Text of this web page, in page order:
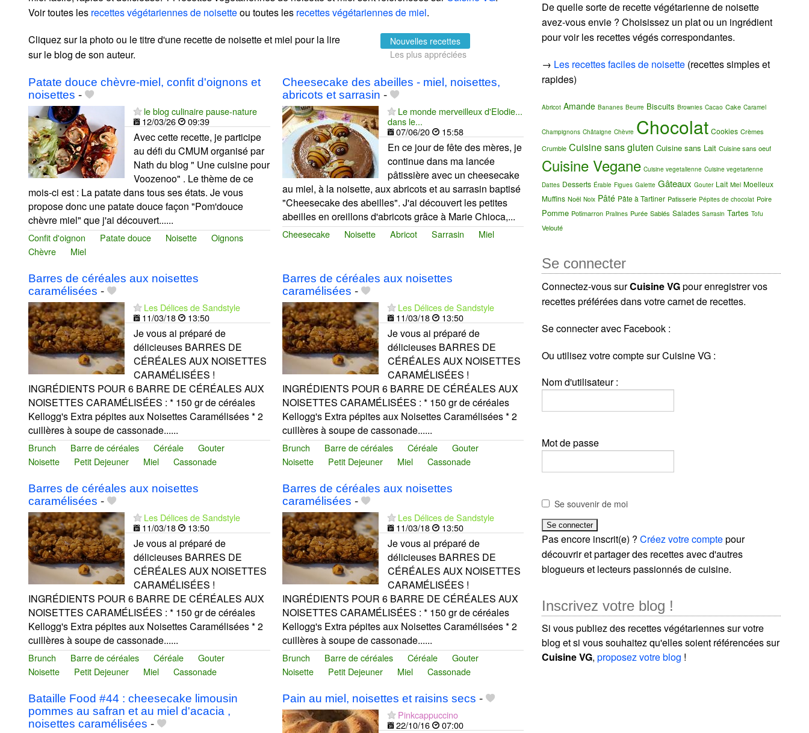
Voir toutes les recettes végétariennes de noisetteou toutes les recettes végétariennes de miel.
Cliquez sur la photo ou le titre d'une recette de noisette et miel pour la lire
sur le blog de son auteur.
Nouvelles recettes
Les plus appréciées
Patate douce chèvre-miel, confit d'oignons et
noisettes -
le blog culinaire pause-nature
12/03/26
09:39
Avec cette recette, je participe
au défi du CMUM organisé par
Nath du blog " Une cuisine pour
Voozenoo" . Le thème de ce
mois-ci est : La patate dans tous ses états. Je vous
propose donc une patate douce façon "Pom'douce
chèvre miel" que j'ai découvert......
Confit d'oignon Patate douce Noisette
Oignons
Chèvre
Miel
Cheesecake des abeilles - miel, noisettes,
abricots et sarrasin -
Le monde merveilleux d'Elodie...
dans le...
07/06/20
15:58
En ce jour de fête des mères, je
continue dans ma lancée
pâtissière avec un cheesecake
au miel, à la noisette, aux abricots et au sarrasin baptisé
"Cheesecake des abeilles". J'ai découvert les petites
abeilles en oreillons d'abricots grâce à Marie Chioca,...
Cheesecake Noisette Abricot Sarrasin Miel
Barres de céréales aux noisettes
caramélisées -
Les Délices de Sandstyle
11/03/18
13:50
Je vous ai préparé de
délicieuses BARRES DE
CÉRÉALES AUX NOISETTES
CARAMÉLISÉES !
INGRÉDIENTS POUR 6 BARRE DE CÉRÉALES AUX
NOISETTES CARAMÉLISÉES : * 150 gr de céréales
Kellogg's Extra pépites aux Noisettes Caramélisées * 2
cuillères à soupe de cassonade......
Brunch Barre de céréales Céréale
Gouter
Noisette
Petit Dejeuner Miel Cassonade
Barres de céréales aux noisettes
caramélisées -
Les Délices de Sandstyle
11/03/18
13:50
Je vous ai préparé de
délicieuses BARRES DE
CÉRÉALES AUX NOISETTES
CARAMÉLISÉES !
INGRÉDIENTS POUR 6 BARRE DE CÉRÉALES AUX
NOISETTES CARAMÉLISÉES : * 150 gr de céréales
Kellogg's Extra pépites aux Noisettes Caramélisées * 2
cuillères à soupe de cassonade......
Brunch Barre de céréales Céréale
Gouter
Noisette
Petit Dejeuner Miel Cassonade
Barres de céréales aux noisettes
caramélisées -
Les Délices de Sandstyle
11/03/18
13:50
Je vous ai préparé de
délicieuses BARRES DE
CÉRÉALES AUX NOISETTES
CARAMÉLISÉES !
INGRÉDIENTS POUR 6 BARRE DE CÉRÉALES AUX
NOISETTES CARAMÉLISÉES : * 150 gr de céréales
Kellogg's Extra pépites aux Noisettes Caramélisées * 2
cuillères à soupe de cassonade......
Brunch Barre de céréales Céréale
Gouter
Noisette
Petit Dejeuner Miel Cassonade
Barres de céréales aux noisettes
caramélisées -
Les Délices de Sandstyle
11/03/18
13:50
Je vous ai préparé de
délicieuses BARRES DE
CÉRÉALES AUX NOISETTES
CARAMÉLISÉES !
INGRÉDIENTS POUR 6 BARRE DE CÉRÉALES AUX
NOISETTES CARAMÉLISÉES : * 150 gr de céréales
Kellogg's Extra pépites aux Noisettes Caramélisées * 2
cuillères à soupe de cassonade......
Brunch Barre de céréales Céréale
Gouter
Noisette
Petit Dejeuner Miel Cassonade
Bataille Food #44 : cheesecake limousin
pommes au safran et au miel d'acacia ,
noisettes caramélisées -
Pain au miel, noisettes et raisins secs -
Pinkcappuccino
22/10/16
07:00
De quelle sorte de recette végétarienne de noisette
avez-vous envie ? Choisissez un plat ou un ingrédient
pour voir les recettes végés correspondantes.
→ Les recettes faciles de noisette (recettes simples et
rapides)
Abricot Amande Bananes Beurre Biscuits Brownies Cacao Cake Caramel
Champignons Châtaigne Chèvre Chocolat Cookies Crèmes
Crumble Cuisine sans gluten Cuisine sans Lait Cuisine sans oeuf
Cuisine Vegane Cuisine vegetalienne Cuisine vegetarienne
Dattes Desserts Érable Figues Galette Gâteaux Gouter Lait Miel Moelleux
Muffins Noël Noix Pâté Pâte à Tartiner Patisserie Pépites de chocolat Poire
Pomme Potimarron Pralines Purée Sablés Salades Sarrasin Tartes Tofu
Velouté
Se connecter
Connectez-vous surCuisine VGpour enregistrer vos
recettes préférées dans votre carnet de recettes.
Se connecter avec Facebook :
Ou utilisez votre compte sur Cuisine VG :
Nom d'utilisateur :
Mot de passe
Se souvenir de moi
Pas encore inscrit(e) ?Créez votre comptepour
découvrir et partager des recettes avec d'autres
blogueurs et lecteurs passionnés de cuisine.
Inscrivez votre blog !
Si vous publiez des recettes végétariennes sur votre
blog et si vous souhaitez qu'elles soient référencées sur
Cuisine VG,proposez votre blog !